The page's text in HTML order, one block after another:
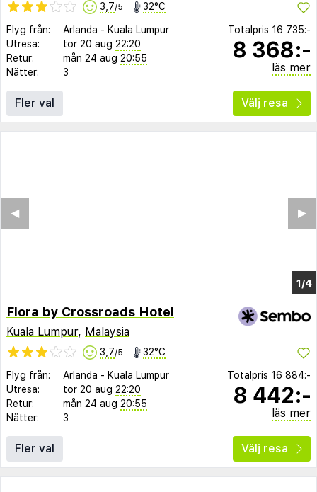
3,7/5 32°C
Flyg från: Arlanda - Kuala Lumpur
Utresa:
tor 20 aug 22:20
Retur:
mån 24 aug 20:55
Nätter:
3
Totalpris 16 735:-
8 368:-
läs mer
Fler val Välj resa
Flora by Crossroads Hotel
Kuala Lumpur, Malaysia
3,7/5 32°C
Flyg från: Arlanda - Kuala Lumpur
Utresa:
tor 20 aug 22:20
Retur:
mån 24 aug 20:55
Nätter:
3
Totalpris 16 884:-
8 442:-
läs mer
Fler val Välj resa